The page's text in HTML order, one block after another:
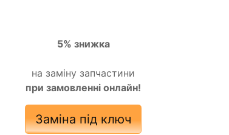
5% знижка
на заміну запчастини
при замовленні онлайн!
Заміна під ключ